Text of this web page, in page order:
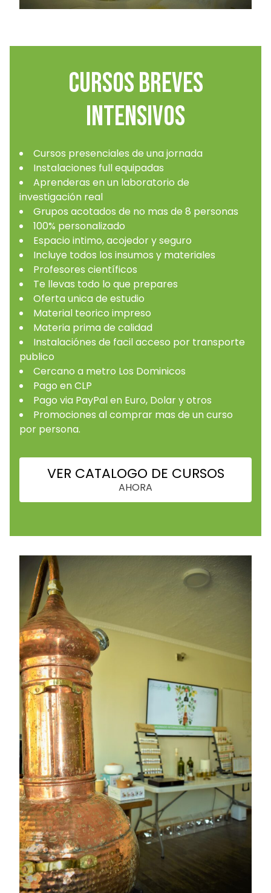
cursos breves
intensivos
Cursos presenciales de una jornada
Instalaciones full equipadas
Aprenderas en un laboratorio de
investigación real
Grupos acotados de no mas de 8 personas
100% personalizado
Espacio intimo, acojedor y seguro
Incluye todos los insumos y materiales
Profesores científicos
Te llevas todo lo que prepares
Oferta unica de estudio
Material teorico impreso
Materia prima de calidad
Instalaciónes de facil acceso por transporte
publico
Cercano a metro Los Dominicos
Pago en CLP
Pago via PayPal en Euro, Dolar y otros
Promociones al comprar mas de un curso
por persona.
VER CATALOGO DE CURSOS
AHORA